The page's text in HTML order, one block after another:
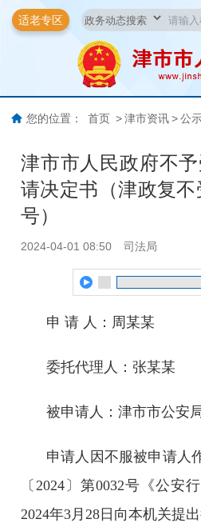
适老专区
您的位置： 首页 > 津市资讯 > 公
津市市人民政府不
请决定书（津政复
号）
2024-04-01 08:50 司法局
申 请 人：周某某
委托代理人：张某某
被申请人：津市市公安
申请人因不服被申请人
〔2024〕第0032号《公安
2024年3月28日向本机关提